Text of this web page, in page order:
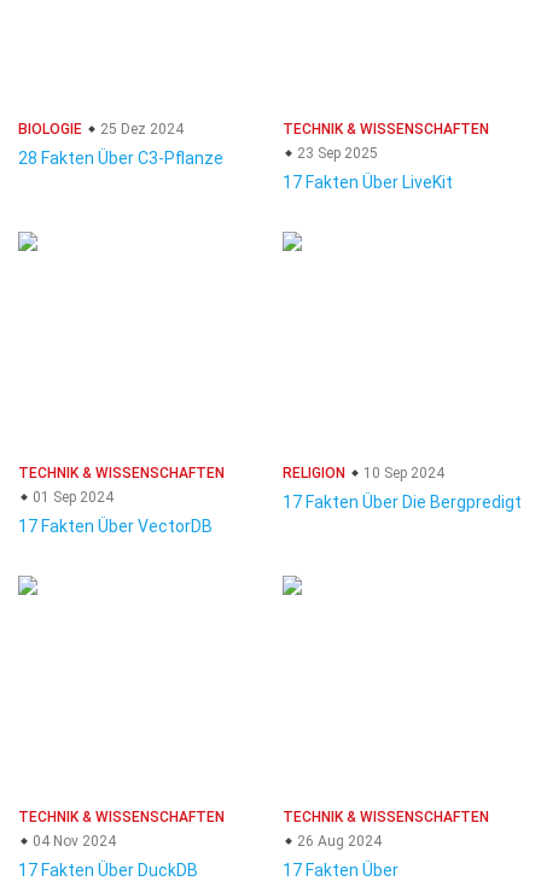
BIOLOGIE 25 Dez 2024
28 Fakten Über C3-Pflanze
TECHNIK & WISSENSCHAFTEN
23 Sep 2025
17 Fakten Über LiveKit
TECHNIK & WISSENSCHAFTEN
01 Sep 2024
17 Fakten Über VectorDB
RELIGION 10 Sep 2024
17 Fakten Über Die Bergpredigt
TECHNIK & WISSENSCHAFTEN
04 Nov 2024
17 Fakten Über DuckDB
TECHNIK & WISSENSCHAFTEN
26 Aug 2024
17 Fakten Über